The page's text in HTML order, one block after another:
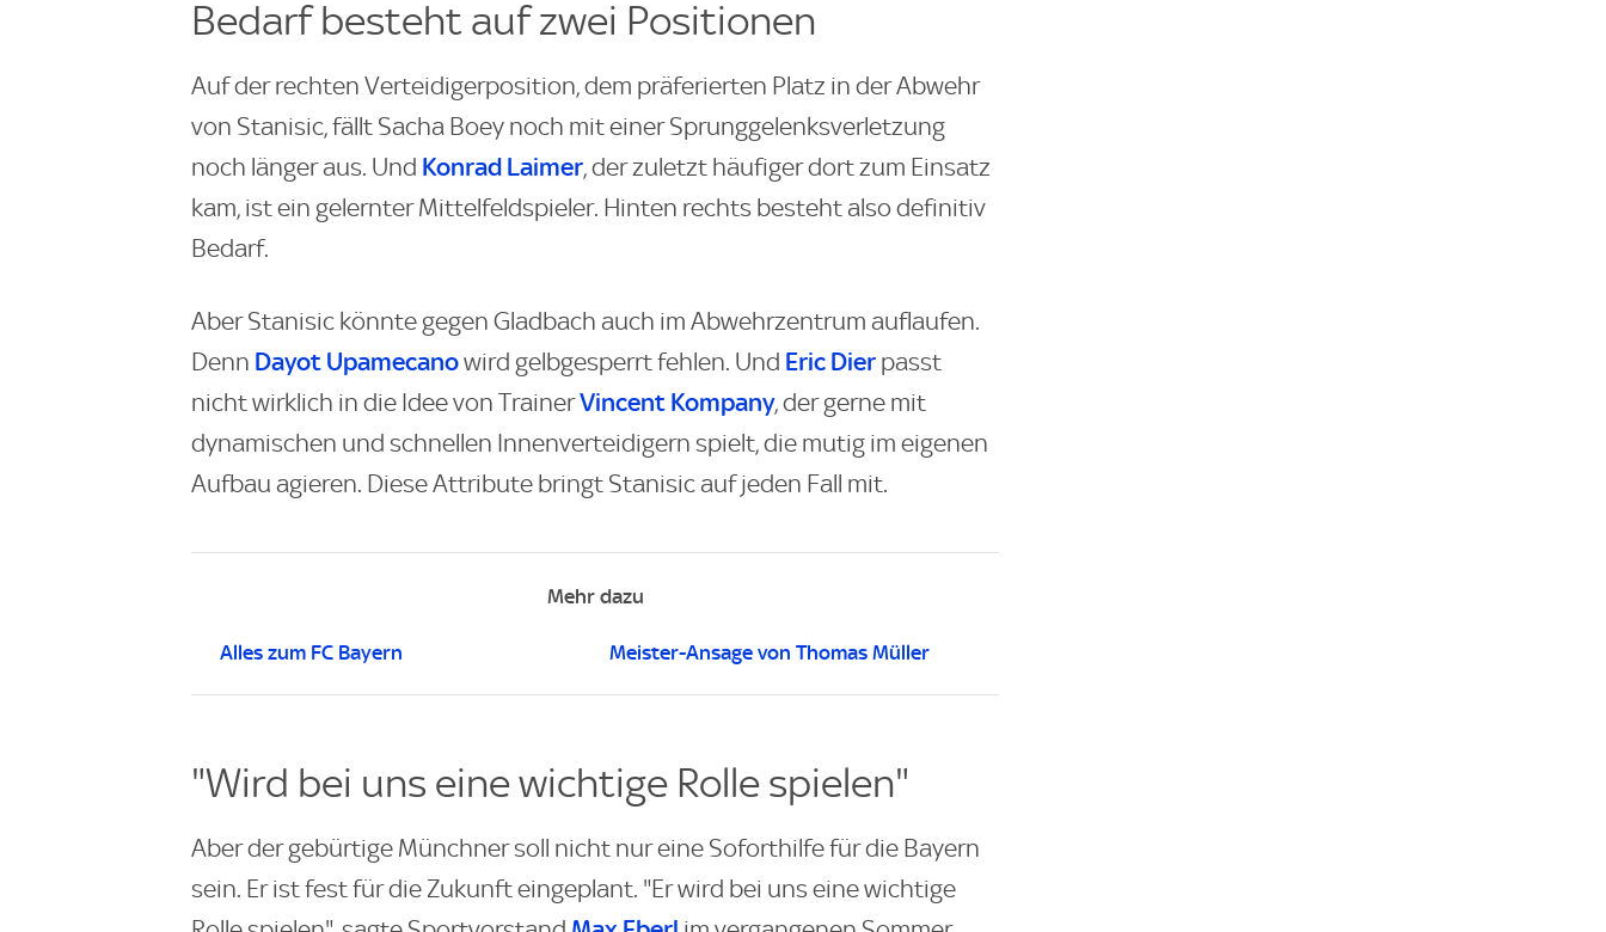
Bedarf besteht auf zwei Positionen
Auf der rechten Verteidigerposition, dem präferierten Platz in der Abwehr
von Stanisic, fällt Sacha Boey noch mit einer Sprunggelenksverletzung
noch länger aus. Und Konrad Laimer, der zuletzt häufiger dort zum Einsatz
kam, ist ein gelernter Mittelfeldspieler. Hinten rechts besteht also definitiv
Bedarf.
Aber Stanisic könnte gegen Gladbach auch im Abwehrzentrum auflaufen.
Denn Dayot Upamecanowird gelbgesperrt fehlen. Und Eric Dier passt
nicht wirklich in die Idee von TrainerVincent Kompany, der gerne mit
dynamischen und schnellen Innenverteidigern spielt, die mutig im eigenen
Aufbau agieren. Diese Attribute bringt Stanisic auf jeden Fall mit.
Mehr dazu
Alles zum FC Bayern Meister-Ansage von Thomas Müller
"Wird bei uns eine wichtige Rolle spielen"
Aber der gebürtige Münchner soll nicht nur eine Soforthilfe für die Bayern
sein. Er ist fest für die Zukunft eingeplant. "Er wird bei uns eine wichtige